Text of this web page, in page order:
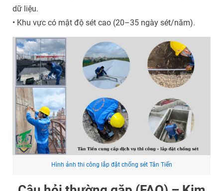
dữ liệu.
• Khu vực có mật độ sét cao (20–35 ngày sét/năm).
Hình ảnh thi công lắp đặt chống sét Tân Tiến